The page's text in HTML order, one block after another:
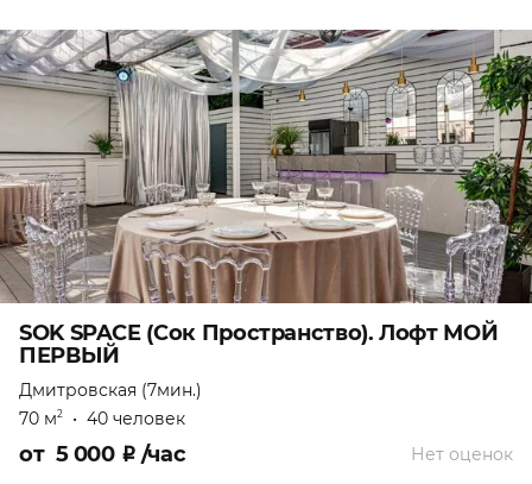
SOK SPACE (Сок Пространство). Лофт МОЙ
ПЕРВЫЙ
Дмитровская (7мин.)
70 м2 • 40 человек
Нет оценок
от 5 000 ₽ /час